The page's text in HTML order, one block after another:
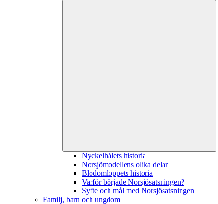
Nyckelhålets historia
Norsjömodellens olika delar
Blodomloppets historia
Varför började Norsjösatsningen?
Syfte och mål med Norsjösatsningen
Familj, barn och ungdom